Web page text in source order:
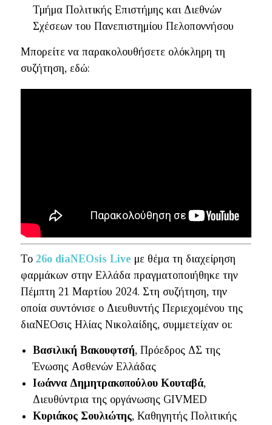
Τμήμα Πολιτικής Επιστήμης και Διεθνών
Σχέσεων του Πανεπιστημίου Πελοποννήσου
Mπορείτε να παρακολουθήσετε ολόκληρη τη
συζήτηση, εδώ:
To 26o diaNEOsis Live με θέμα τη διαχείρηση
φαρμάκων στην Ελλάδα πραγματοποιήθηκε την
Πέμπτη 21 Μαρτίου 2024. Στη συζήτηση, την
οποία συντόνισε ο Διευθυντής Περιεχομένου της
διαΝΕΟσις Ηλίας Νικολαίδης, συμμετείχαν οι:
Βασιλική Βακουφτσή, Πρόεδρος ΔΣ της
Ένωσης Ασθενών Ελλάδας
Ιωάννα Δημητρακοπούλου Κουταβά,
Διευθύντρια της οργάνωσης GIVMED
Κυριάκος Σουλιώτης, Καθηγητής Πολιτικής